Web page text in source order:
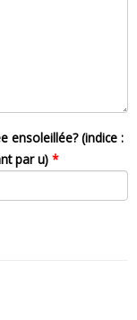
ensoleillée? (indice :
par u) *